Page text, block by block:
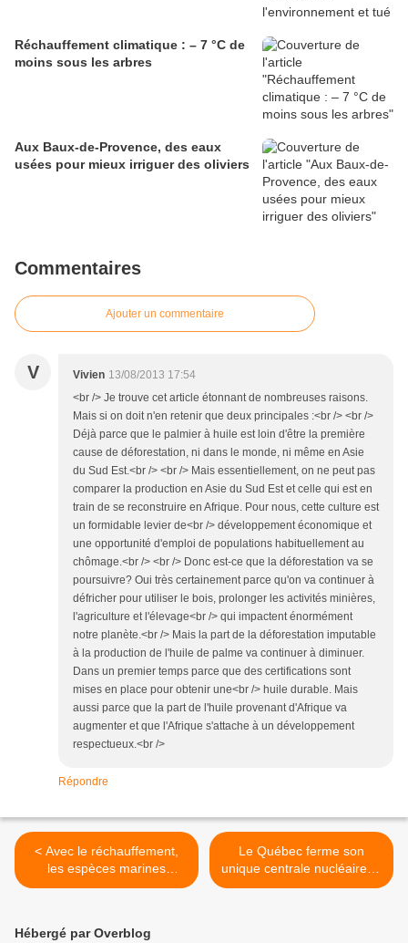
Réchauffement climatique : – 7 °C de
moins sous les arbres
Aux Baux-de-Provence, des eaux
usées pour mieux irriguer des oliviers
Commentaires
Ajouter un commentaire
V Vivien 13/08/2013 17:54
<br /> Je trouve cet article étonnant de nombreuses raisons.
Mais si on doit n'en retenir que deux principales :<br /> <br />
Déjà parce que le palmier à huile est loin d'être la première
cause de déforestation, ni dans le monde, ni même en Asie
du Sud Est.<br /> <br /> Mais essentiellement, on ne peut pas
comparer la production en Asie du Sud Est et celle qui est en
train de se reconstruire en Afrique. Pour nous, cette culture est
un formidable levier de<br /> développement économique et
une opportunité d'emploi de populations habituellement au
chômage.<br /> <br /> Donc est-ce que la déforestation va se
poursuivre? Oui très certainement parce qu'on va continuer à
défricher pour utiliser le bois, prolonger les activités minières,
l'agriculture et l'élevage<br /> qui impactent énormément
notre planète.<br /> Mais la part de la déforestation imputable
à la production de l'huile de palme va continuer à diminuer.
Dans un premier temps parce que des certifications sont
mises en place pour obtenir une<br /> huile durable. Mais
aussi parce que la part de l'huile provenant d'Afrique va
augmenter et que l'Afrique s'attache à un développement
respectueux.<br />
Répondre
< Avec le réchauffement,
les espèces marines
migrent vers les pôles
Le Québec ferme son
unique centrale nucléaire et
dit non au gaz de schiste >
Hébergé par Overblog